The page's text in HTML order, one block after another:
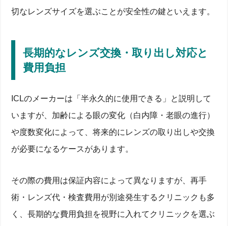
切なレンズサイズを選ぶことが安全性の鍵といえます。
長期的なレンズ交換・取り出し対応と
費用負担
ICLのメーカーは「半永久的に使用できる」と説明して
いますが、加齢による眼の変化（白内障・老眼の進行）
や度数変化によって、将来的にレンズの取り出しや交換
が必要になるケースがあります。
その際の費用は保証内容によって異なりますが、再手
術・レンズ代・検査費用が別途発生するクリニックも多
く、長期的な費用負担を視野に入れてクリニックを選ぶ